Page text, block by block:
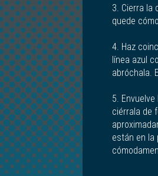
3. Cierra la
quede
4. Haz
línea azul
abróchala.
5.
ciérrala de
están en la